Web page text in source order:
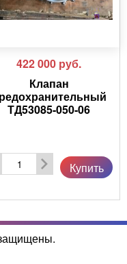
422 000 руб.
Клапан
ТД53085-050-06
Купить